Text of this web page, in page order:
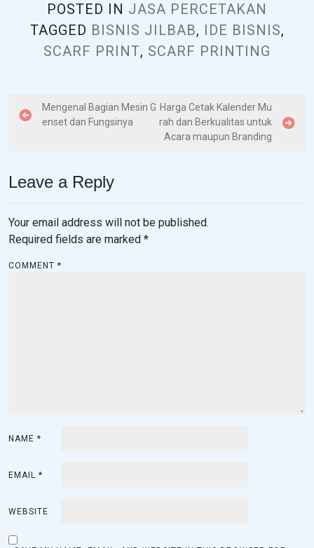
POSTED IN JASA PERCETAKAN
TAGGED BISNIS JILBAB, IDE BISNIS,
SCARF PRINT, SCARF PRINTING
P
n
a
v
i
Mengenal Bagian Mesin G
enset dan Fungsinya
Harga Cetak Kalender Mu
rah dan Berkualitas untuk
Acara maupun Branding
Leave a Reply
Your email address will not be published.
Required fields are marked *
COMMENT *
NAME *
EMAIL *
WEBSITE